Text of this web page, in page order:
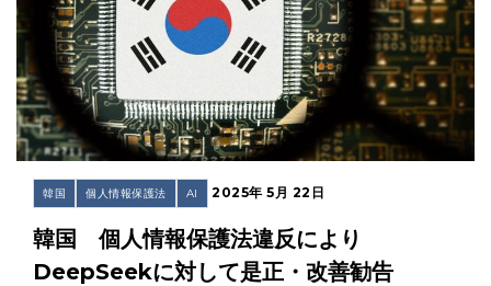
韓国 個人情報保護法 AI 2025年 5月 22日
韓国 個人情報保護法違反により
DeepSeekに対して是正・改善勧告